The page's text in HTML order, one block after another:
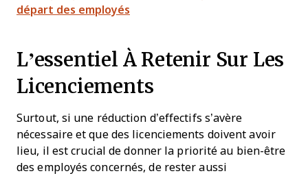
départ des employés
L’essentiel À Retenir Sur Les
Licenciements
Surtout, si une réduction d’effectifs s’avère
nécessaire et que des licenciements doivent avoir
lieu, il est crucial de donner la priorité au bien-être
des employés concernés, de rester aussi